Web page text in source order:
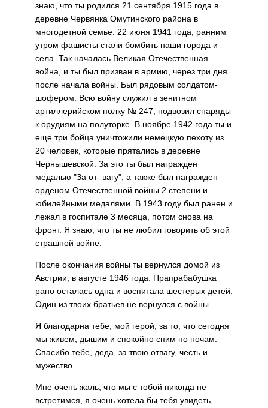
знаю, что ты родился 21 сентября 1915 года в
деревне Червянка Омутинского района в
многодетной семье. 22 июня 1941 года, ранним
утром фашисты стали бомбить наши города и
села. Так началась Великая Отечественная
война, и ты был призван в армию, через три дня
после начала войны. Был рядовым солдатом-
шофером. Всю войну служил в зенитном
артиллерийском полку № 247, подвозил снаряды
к орудиям на полуторке. В ноябре 1942 года ты и
еще три бойца уничтожили немецкую пехоту из
20 человек, которые прятались в деревне
Чернышевской. За это ты был награжден
медалью "За от- вагу", а также был награжден
орденом Отечественной войны 2 степени и
юбилейными медалями. В 1943 году был ранен и
лежал в госпитале 3 месяца, потом снова на
фронт. Я знаю, что ты не любил говорить об этой
страшной войне.
После окончания войны ты вернулся домой из
Австрии, в августе 1946 года. Прапрабабушка
рано осталась одна и воспитала шестерых детей.
Один из твоих братьев не вернулся с войны.
Я благодарна тебе, мой герой, за то, что сегодня
мы живем, дышим и спокойно спим по ночам.
Спасибо тебе, деда, за твою отвагу, честь и
мужество.
Мне очень жаль, что мы с тобой никогда не
встретимся, я очень хотела бы тебя увидеть,